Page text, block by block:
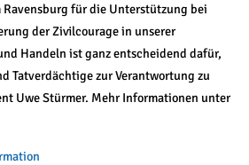
für die Unterstützung bei
der Zivilcourage in unserer
Handeln ist ganz entscheidend dafür,
Tatverdächtige zur Verantwortung zu
Uwe Stürmer. Mehr Informationen unter